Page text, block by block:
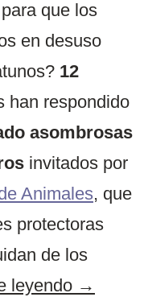
que los
en desuso
12
han respondido
asombrosas
invitados por
Animales, que
protectoras
de los
leyendo →